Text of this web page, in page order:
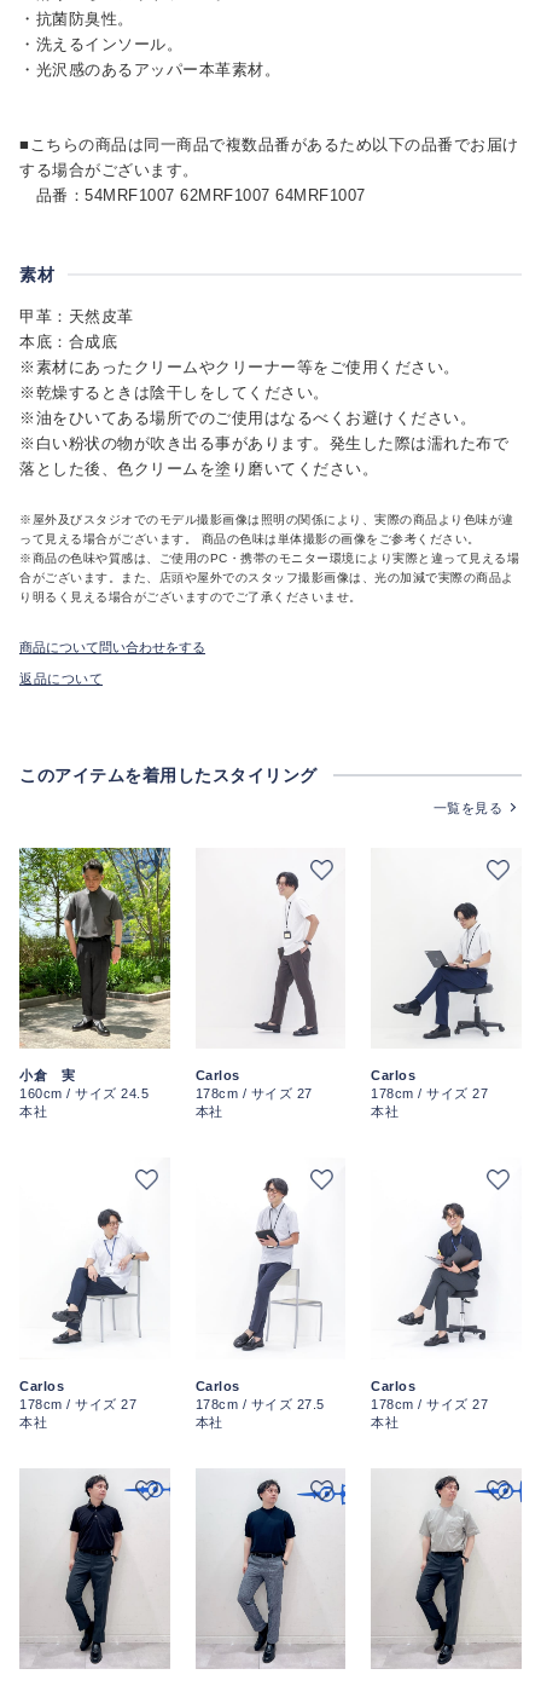
・抗菌防臭性。
・洗えるインソール。
・光沢感のあるアッパー本革素材。
■こちらの商品は同一商品で複数品番があるため以下の品番でお届け
する場合がございます。
品番：54MRF1007 62MRF1007 64MRF1007
素材
甲革：天然皮革
本底：合成底
※素材にあったクリームやクリーナー等をご使用ください。
※乾燥するときは陰干しをしてください。
※油をひいてある場所でのご使用はなるべくお避けください。
※白い粉状の物が吹き出る事があります。発生した際は濡れた布で
落とした後、色クリームを塗り磨いてください。
※屋外及びスタジオでのモデル撮影画像は照明の関係により、実際の商品より色味が違
って見える場合がございます。 商品の色味は単体撮影の画像をご参考ください。
※商品の色味や質感は、ご使用のPC・携帯のモニター環境により実際と違って見える場
合がございます。また、店頭や屋外でのスタッフ撮影画像は、光の加減で実際の商品よ
り明るく見える場合がございますのでご了承くださいませ。
商品について問い合わせをする
返品について
このアイテムを着用したスタイリング
一覧を見る
小倉 実
160cm / サイズ 24.5
本社
Carlos
178cm / サイズ 27
本社
Carlos
178cm / サイズ 27
本社
Carlos
178cm / サイズ 27
本社
Carlos
178cm / サイズ 27.5
本社
Carlos
178cm / サイズ 27
本社